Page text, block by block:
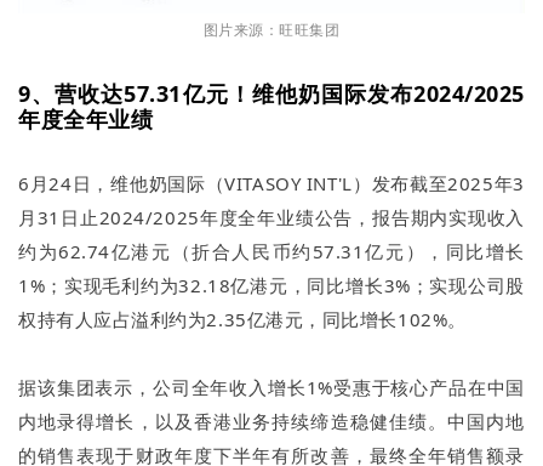
图片来源：旺旺集团
9、营收达57.31亿元！维他奶国际发布2024/2025
年度全年业绩
6月24日，维他奶国际（VITASOY INT'L）发布截至2025年3
月31日止2024/2025年度全年业绩公告，报告期内实现收入
约为62.74亿港元（折合人民币约57.31亿元），同比增长
1%；实现毛利约为32.18亿港元，同比增长3%；实现公司股
权持有人应占溢利约为2.35亿港元，同比增长102%。
据该集团表示，公司全年收入增长1%受惠于核心产品在中国
内地录得增长，以及香港业务持续缔造稳健佳绩。中国内地
的销售表现于财政年度下半年有所改善，最终全年销售额录